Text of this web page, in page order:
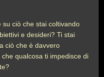
ciò che stai coltivando
e desideri? Ti stai
ciò che è davvero
qualcosa ti impedisce di